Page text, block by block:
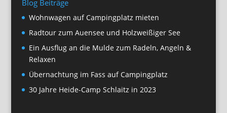
Blog Beiträge
Wohnwagen auf Campingplatz mieten
Radtour zum Auensee und Holzweißiger See
Ein Ausflug an die Mulde zum Radeln, Angeln &
Relaxen
Übernachtung im Fass auf Campingplatz
30 Jahre Heide-Camp Schlaitz in 2023